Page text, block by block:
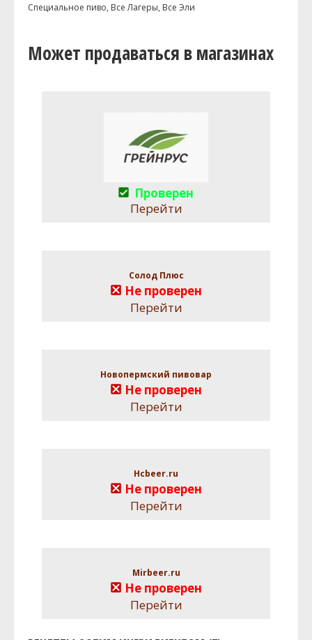
Специальное пиво, Все Лагеры, Все Эли
Может продаваться в магазинах
Проверен
Перейти
Солод Плюс
Не проверен
Перейти
Новопермский пивовар
Не проверен
Перейти
Hcbeer.ru
Не проверен
Перейти
Mirbeer.ru
Не проверен
Перейти